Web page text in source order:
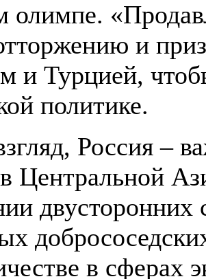
олимпе.
и
и Турцией,
политике.
Россия –
Центральной
двусторонних
в сферах